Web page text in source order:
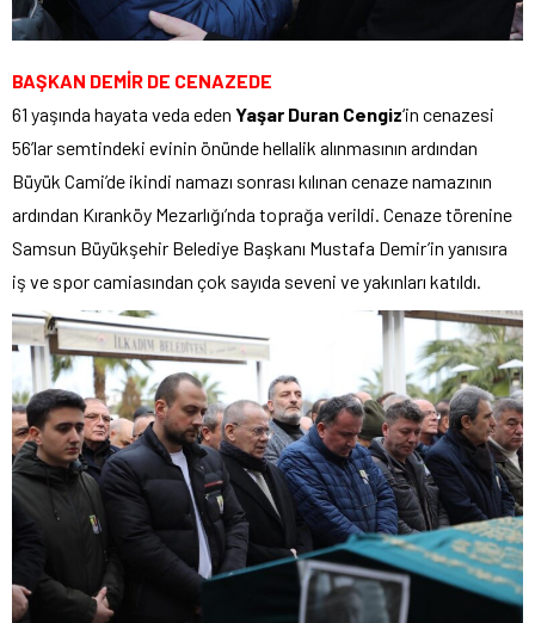
BAŞKAN DEMİR DE CENAZEDE
61 yaşında hayata veda eden Yaşar Duran Cengiz‘in cenazesi
56’lar semtindeki evinin önünde hellalik alınmasının ardından
Büyük Cami’de ikindi namazı sonrası kılınan cenaze namazının
ardından Kıranköy Mezarlığı’nda toprağa verildi. Cenaze törenine
Samsun Büyükşehir Belediye Başkanı Mustafa Demir’in yanısıra
iş ve spor camiasından çok sayıda seveni ve yakınları katıldı.